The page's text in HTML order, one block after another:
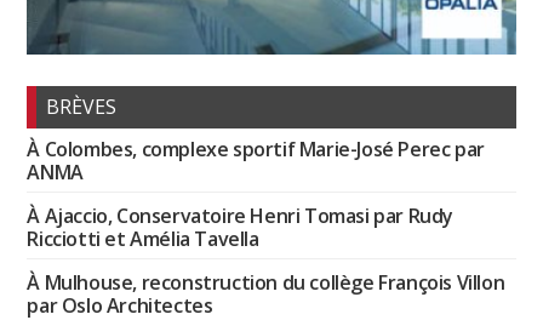
BRÈVES
À Colombes, complexe sportif Marie-José Perec par
ANMA
À Ajaccio, Conservatoire Henri Tomasi par Rudy
Ricciotti et Amélia Tavella
À Mulhouse, reconstruction du collège François Villon
par Oslo Architectes